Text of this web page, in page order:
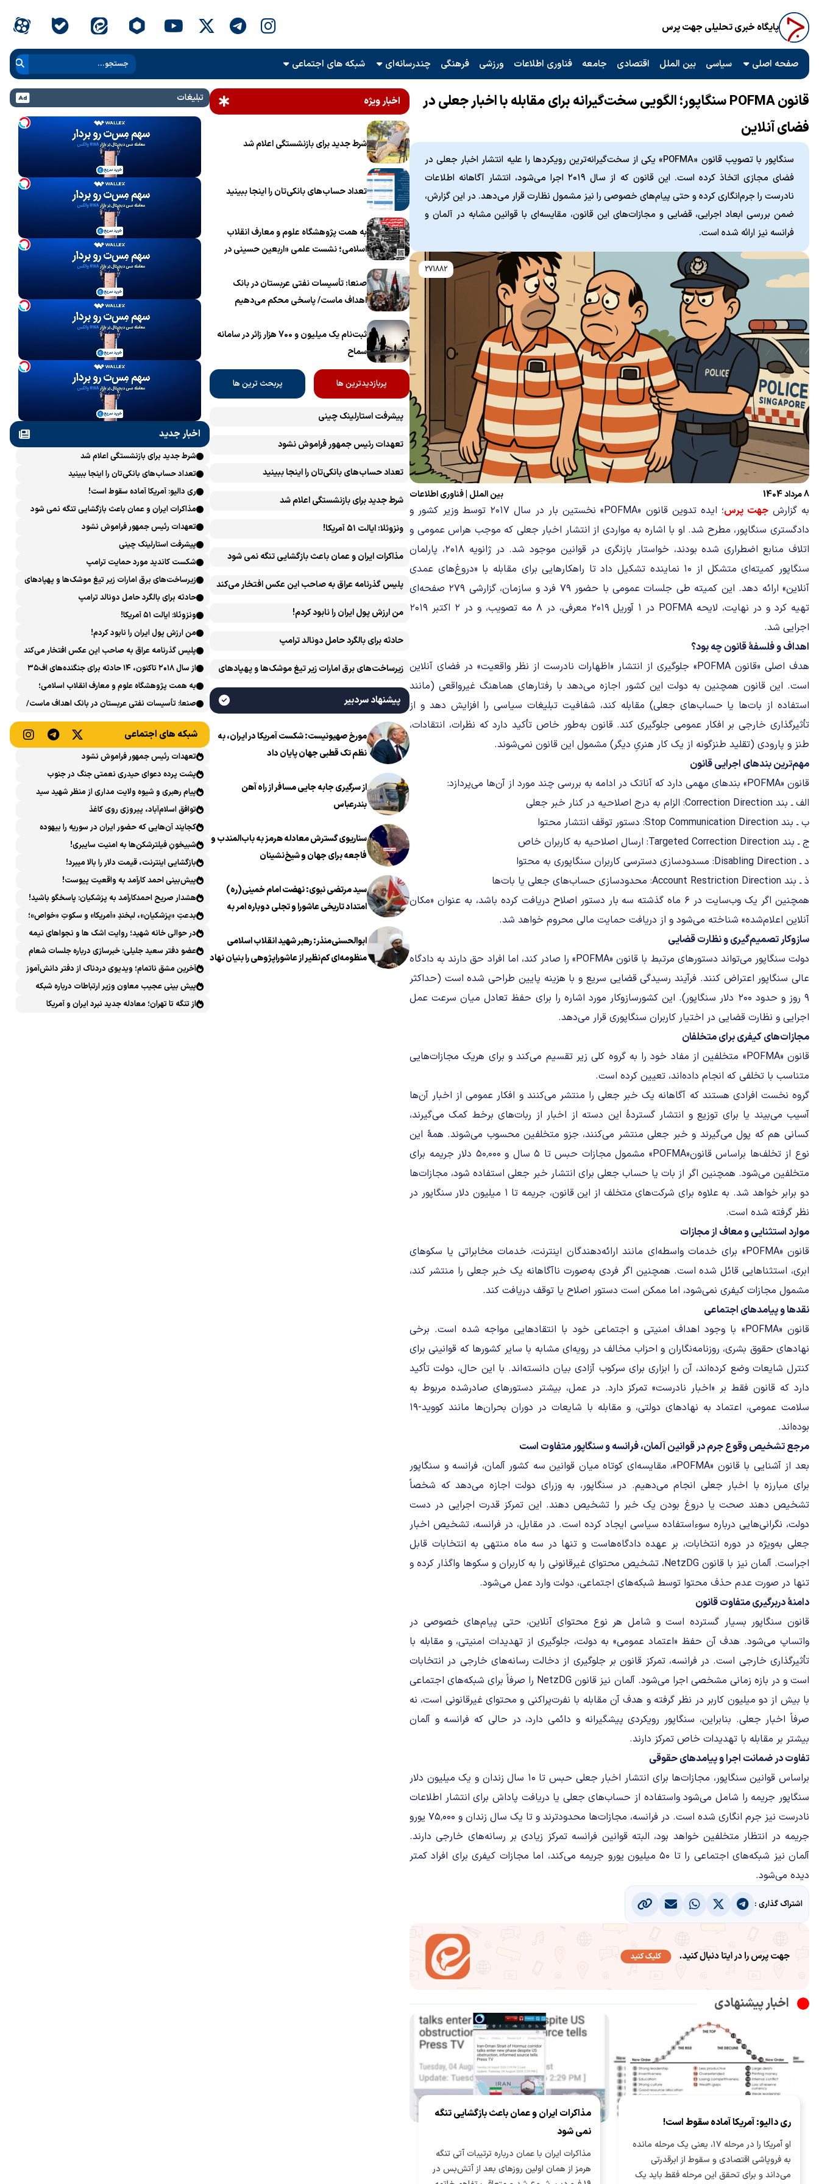
پایگاه خبری تحلیلی جهت پرس
صفحه اصلی سیاسی بین الملل اقتصادی جامعه فناوری اطلاعات ورزشی فرهنگی چندرسانه‌ای شبکه های اجتماعی
قانون POFMA سنگاپور؛ الگویی سخت‌گیرانه برای مقابله با اخبار جعلی در
فضای آنلاین
سنگاپور با تصویب قانون «POFMA» یکی از سخت‌گیرانه‌ترین رویکردها را علیه انتشار اخبار جعلی در
فضای مجازی اتخاذ کرده است. این قانون که از سال ۲۰۱۹ اجرا می‌شود، انتشار آگاهانه اطلاعات
نادرست را جرم‌انگاری کرده و حتی پیام‌های خصوصی را نیز مشمول نظارت قرار می‌دهد. در این گزارش،
ضمن بررسی ابعاد اجرایی، قضایی و مجازات‌های این قانون، مقایسه‌ای با قوانین مشابه در آلمان و
فرانسه نیز ارائه شده است.
271882
8 مرداد 1404 بین الملل فناوری اطلاعات
به گزارشجهت پرس
؛ ایده تدوین قانون «POFMA» نخستین بار در سال ۲۰۱۷ توسط وزیر کشور و
دادگستری سنگاپور، مطرح شد. او با اشاره به مواردی از انتشار اخبار جعلی که موجب هراس عمومی و
اتلاف منابع اضطراری شده بودند، خواستار بازنگری در قوانین موجود شد. در ژانویه ۲۰۱۸، پارلمان
سنگاپور کمیته‌ای متشکل از ۱۰ نماینده تشکیل داد تا راهکار‌هایی برای مقابله با «دروغ‌های عمدی
آنلاین» ارائه دهد. این کمیته طی جلسات عمومی با حضور ۷۹ فرد و سازمان، گزارشی ۲۷۹ صفحه‌ای
تهیه کرد و در نهایت، لایحه POFMA در ۱ آوریل ۲۰۱۹ معرفی، در ۸ مه تصویب، و در ۲ اکتبر ۲۰۱۹
اجرایی شد.
اهداف و فلسفۀ قانون چه بود؟
هدف اصلی «قانون POFMA» جلوگیری از انتشار «اظهارات نادرست از نظر واقعیت» در فضای آنلاین
است. این قانون همچنین به دولت این کشور اجازه می‌دهد با رفتار‌های هماهنگ غیرواقعی (مانند
استفاده از بات‌ها یا حساب‌های جعلی) مقابله کند، شفافیت تبلیغات سیاسی را افزایش دهد و از
تأثیرگذاری خارجی بر افکار عمومی جلوگیری کند. قانون به‌طور خاص تأکید دارد که نظرات، انتقادات،
طنز و پارودی (تقلید طنزگونه از یک کار هنریِ دیگر) مشمول این قانون نمی‌شوند.
مهم‌ترین بند‌های اجرایی قانون
قانون «POFMA» بندهای مهمی دارد که آناتک در ادامه به بررسی چند مورد از آن‌ها می‌پردازد:
الف ـ بند Correction Direction: الزام به درج اصلاحیه در کنار خبر جعلی
ب ـ بند Stop Communication Direction: دستور توقف انتشار محتوا
ج ـ بند Targeted Correction Direction: ارسال اصلاحیه به کاربران خاص
د ـ Disabling Direction: مسدودسازی دسترسی کاربران سنگاپوری به محتوا
ذ ـ بند Account Restriction Direction: محدودسازی حساب‌های جعلی یا بات‌ها
همچنین اگر یک وب‌سایت در ۶ ماه گذشته سه بار دستور اصلاح دریافت کرده باشد، به عنوان «مکان
آنلاین اعلام‌شده» شناخته می‌شود و از دریافت حمایت مالی محروم خواهد شد.
سازوکار تصمیم‌گیری و نظارت قضایی
دولت سنگاپور می‌تواند دستور‌های مرتبط با قانون «POFMA» را صادر کند، اما افراد حق دارند به دادگاه
عالی سنگاپور اعتراض کنند. فرآیند رسیدگی قضایی سریع و با هزینه پایین طراحی شده است (حداکثر
۹ روز و حدود ۲۰۰ دلار سنگاپور). این کشورسازوکار مورد اشاره را برای حفظ تعادل میان سرعت عمل
اجرایی و نظارت قضایی در اختیار کاربران سنگاپوری قرار می‌دهد.
مجازات‌های کیفری برای متخلفان
قانون «POFMA» متخلفین از مفاد خود را به گروه کلی زیر تقسیم می‌کند و برای هریک مجازات‌هایی
متناسب با تخلفی که انجام داده‌اند، تعیین کرده است.
گروه نخست افرادی هستند که آگاهانه یک خبر جعلی را منتشر می‌کنند و افکار عمومی از اخبار آن‌ها
آسیب می‌بیند یا برای توزیع و انتشار گستردۀ این دسته از اخبار از ربات‌های برخط کمک می‌گیرند،
کسانی هم که پول می‌گیرند و خبر جعلی منتشر می‌کنند، جزو متخلفین محسوب می‌شوند. همۀ این
نوع از تخلف‌ها براساس قانون«POFMA» مشمول مجازات حبس تا ۵ سال و ۵۰٬۰۰۰ دلار جریمه برای
متخلفین می‌شود. همچنین اگر از بات یا حساب جعلی برای انتشار خبر جعلی استفاده شود، مجازات‌ها
دو برابر خواهد شد. به علاوه برای شرکت‌های متخلف از این قانون، جریمه تا ۱ میلیون دلار سنگاپور در
نظر گرفته شده است.
موارد استثنایی و معاف از مجازات
قانون «POFMA» برای خدمات واسطه‌ای مانند ارائه‌دهندگان اینترنت، خدمات مخابراتی یا سکوهای
ابری، استثنا‌هایی قائل شده است. همچنین اگر فردی به‌صورت ناآگاهانه یک خبر جعلی را منتشر کند،
مشمول مجازات کیفری نمی‌شود، اما ممکن است دستور اصلاح یا توقف دریافت کند.
نقد‌ها و پیامد‌های اجتماعی
قانون «POFMA» با وجود اهداف امنیتی و اجتماعی خود با انتقاد‌هایی مواجه شده است. برخی
نهاد‌های حقوق بشری، روزنامه‌نگاران و احزاب مخالف در رویه‌ای مشابه با سایر کشورها که قوانینی برای
کنترل شایعات وضع کرده‌اند، آن را ابزاری برای سرکوب آزادی بیان دانسته‌اند. با این حال، دولت تأکید
دارد که قانون فقط بر «اخبار نادرست» تمرکز دارد. در عمل، بیشتر دستور‌های صادرشده مربوط به
سلامت عمومی، اعتماد به نهاد‌های دولتی، و مقابله با شایعات در دوران بحران‌ها مانند کووید-۱۹
بوده‌اند.
مرجع تشخیص وقوع جرم در قوانین آلمان، فرانسه و سنگاپور متفاوت است
بعد از آشنایی با قانون «POFMA»، مقایسه‌ای کوتاه میان قوانین سه کشور آلمان، فرانسه و سنگاپور
برای مبارزه با اخبار جعلی انجام می‌دهیم. در سنگاپور، به وزرای دولت اجازه می‌دهد که شخصاً
تشخیص دهند صحت یا دروغ بودن یک خبر را تشخیص دهند. این تمرکز قدرت اجرایی در دست
دولت، نگرانی‌هایی درباره سوءاستفاده سیاسی ایجاد کرده است. در مقابل، در فرانسه، تشخیص اخبار
جعلی به‌ویژه در دوره انتخابات، بر عهده دادگاه‌هاست و تنها در سه ماه منتهی به انتخابات قابل
اجراست. آلمان نیز با قانون NetzDG، تشخیص محتوای غیرقانونی را به کاربران و سکوها واگذار کرده و
تنها در صورت عدم حذف محتوا توسط شبکه‌های اجتماعی، دولت وارد عمل می‌شود.
دامنۀ دربرگیری متفاوت قانون
قانون سنگاپور بسیار گسترده است و شامل هر نوع محتوای آنلاین، حتی پیام‌های خصوصی در
واتساپ می‌شود. هدف آن حفظ «اعتماد عمومی» به دولت، جلوگیری از تهدیدات امنیتی، و مقابله با
تأثیرگذاری خارجی است. در فرانسه، تمرکز قانون بر جلوگیری از دخالت رسانه‌های خارجی در انتخابات
است و در بازه زمانی مشخصی اجرا می‌شود. آلمان نیز قانون NetzDG را صرفاً برای شبکه‌های اجتماعی
با بیش از دو میلیون کاربر در نظر گرفته و هدف آن مقابله با نفرت‌پراکنی و محتوای غیرقانونی است، نه
صرفاً اخبار جعلی. بنابراین، سنگاپور رویکردی پیشگیرانه و دائمی دارد، در حالی که فرانسه و آلمان
بیشتر بر مقابله با تهدیدات خاص تمرکز دارند.
تفاوت در ضمانت اجرا و پیامد‌های حقوقی
براساس قوانین سنگاپور، مجازات‌ها برای انتشار اخبار جعلی حبس تا ۱۰ سال زندان و یک میلیون دلار
سنگاپور جریمه را شامل می‌شود واستفاده از حساب‌های جعلی یا دریافت پاداش برای انتشار اطلاعات
نادرست نیز جرم انگاری شده است. در فرانسه، مجازات‌ها محدودترند و تا یک سال زندان و ۷۵٬۰۰۰ یورو
جریمه در انتظار متخلفین خواهد بود، البته قوانین فرانسه تمرکز زیادی بر رسانه‌های خارجی دارند.
آلمان نیز شبکه‌های اجتماعی را تا ۵۰ میلیون یورو جریمه می‌کند، اما مجازات کیفری برای افراد کمتر
دیده می‌شود.
اشتراک گذاری :
اخبار پیشنهادی
ری دالیو: آمریکا آماده سقوط است!
او آمریکا را در مرحله ۱۷، یعنی یک مرحله مانده
به فروپاشی اقتصادی و سقوط از ابرقدرتی
می‌داند و برای تحقق این مرحله فقط باید یک
مذاکرات ایران و عمان باعث بازگشایی تنگه
نمی شود
مذاکرات ایران با عمان درباره ترتیبات آتی تنگه
هرمز از همان اولین روزهای بعد از آتش‌بس در
اخبار ویژه
شرط جدید برای بازنشستگی اعلام شد
تعداد حساب‌های بانکی‌تان را اینجا ببینید
به همت پژوهشگاه علوم و معارف انقلاب
اسلامی؛ نشست علمی «اربعین حسینی در
برگزار می‌شود
صنعا: تأسیسات نفتی عربستان در بانک
اهداف ماست/ پاسخی محکم می‌دهیم
ثبت‌نام یک میلیون و 700 هزار زائر در سامانه
سماح ‌
پربازدیدترین ها پربحث ترین ها
پیشرفت ‏استارلینک چینی
تعهدات رئیس جمهور فراموش نشود
تعداد حساب‌های بانکی‌تان را اینجا ببینید
شرط جدید برای بازنشستگی اعلام شد
ونزوئلا: ایالت ۵۱ آمریکا!
مذاکرات ایران و عمان باعث بازگشایی تنگه نمی شود
پلیس گذرنامه عراق به صاحب این عکس افتخار می‌کند
من ارزش پول ایران را نابود کردم!
حادثه برای بالگرد حامل دونالد ترامپ
زیرساخت‌های برق امارات زیر تیغ موشک‌ها و پهپادهای
ایران است
پیشنهاد سردبیر
مورخ صهیونیست: شکست آمریکا در ایران، به
نظم تک قطبی جهان پایان داد
از سرگیری جابه جایی مسافر از راه آهن
بندرعباس
سناریوی گسترش معادله هرمز به باب‌المندب و
فاجعه برای جهان و شیخ‌نشینان
سید مرتضی نبوی: نهضت امام خمینی(ره)
امتداد تاریخی عاشورا و تجلی دوباره امر به
ابوالحسنی‌منذر: رهبر شهید انقلاب اسلامی
منظومه‌ای کم‌نظیر از عاشوراپژوهی را بنیان نهاد
تبلیغات
اخبار جدید
شرط جدید برای بازنشستگی اعلام شد
تعداد حساب‌های بانکی‌تان را اینجا ببینید
ری دالیو: آمریکا آماده سقوط است!
مذاکرات ایران و عمان باعث بازگشایی تنگه نمی شود
تعهدات رئیس جمهور فراموش نشود
پیشرفت ‏استارلینک چینی
شکست کاندید مورد حمایت ترامپ
زیرساخت‌های برق امارات زیر تیغ موشک‌ها و پهپادهای
ایران است
حادثه برای بالگرد حامل دونالد ترامپ
ونزوئلا: ایالت ۵۱ آمریکا!
من ارزش پول ایران را نابود کردم!
پلیس گذرنامه عراق به صاحب این عکس افتخار می‌کند
از سال ۲۰۱۸ تاکنون، ۱۴ حادثه برای جنگنده‌های اف۳۵
آمریکایی رخ داده است
به همت پژوهشگاه علوم و معارف انقلاب اسلامی؛
نشست علمی «اربعین حسینی در منظومه فکری رهبر
صنعا: تأسیسات نفتی عربستان در بانک اهداف ماست/
پاسخی محکم می‌دهیم
شبکه های اجتماعی
تعهدات رئیس جمهور فراموش نشود
پشت پرده دعوای حیدری نعمتی جنگ در جنوب
پیام رهبری و شیوه ولایت مداری از منظر شهید سید
حسن نصرالله
توافق اسلام‌آباد، پیروزی روی کاغذ
کجایند آن‌هایی که حضور ایران در سوریه را بیهوده
میدانستند؟
شبیخونِ فیلترشکن‌ها به امنیت سایبری!
بازگشایی اینترنت، قیمت دلار را بالا میبرد!
پیش‌بینی احمد کارآمد به واقعیت پیوست!
هشدار صریح احمدکارآمد به پزشکیان: پاسخگو باشید!
بدعتِ «پزشکیان»، لبخندِ «آمریکا» و سکوتِ «خواص»؛
سیرکِ قانون‌گریزی در روز روشن!
در حوالی خانه شهید؛ روایت اشک ها و نجواهای نیمه
شب
عضو دفتر سعید جلیلی: خبرسازی درباره جلسات شعام
خلاف امنیت ملی است
آخرین مشق ناتمام؛ ویدیوی دردناک از دفتر دانش‌آموز
شهید مینابی پربازدید شد
پیش بینی عجیب معاون وزیر ارتباطات درباره شبکه
ملی اطلاعات که محقق هم نشد!
از تنگه تا تهران؛ معادله جدید نبرد ایران و آمریکا